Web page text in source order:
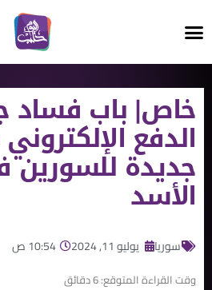
خاص| باب فساد
الدفع
جديدة
الأسد
سوريا يوليو 11, 2024 10:54 ص
وقت القراءة المتوقع:6دقائق